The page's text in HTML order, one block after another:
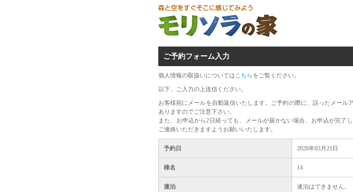
ご予約フォーム入力
個人情報の取扱いについてはこちら をご覧ください。
以下、ご入力の上送信ください。
お客様宛にメールを自動返信いたします。ご予約の際に、誤ったメー
ありますのでご注意下さい。
また、お申込から2日経っても、メールが届かない場合、お申込が完了
ご連絡いただきますようお願いいたします。
予約日 2026年03月21日
棟名 14
連泊 連泊はできません。